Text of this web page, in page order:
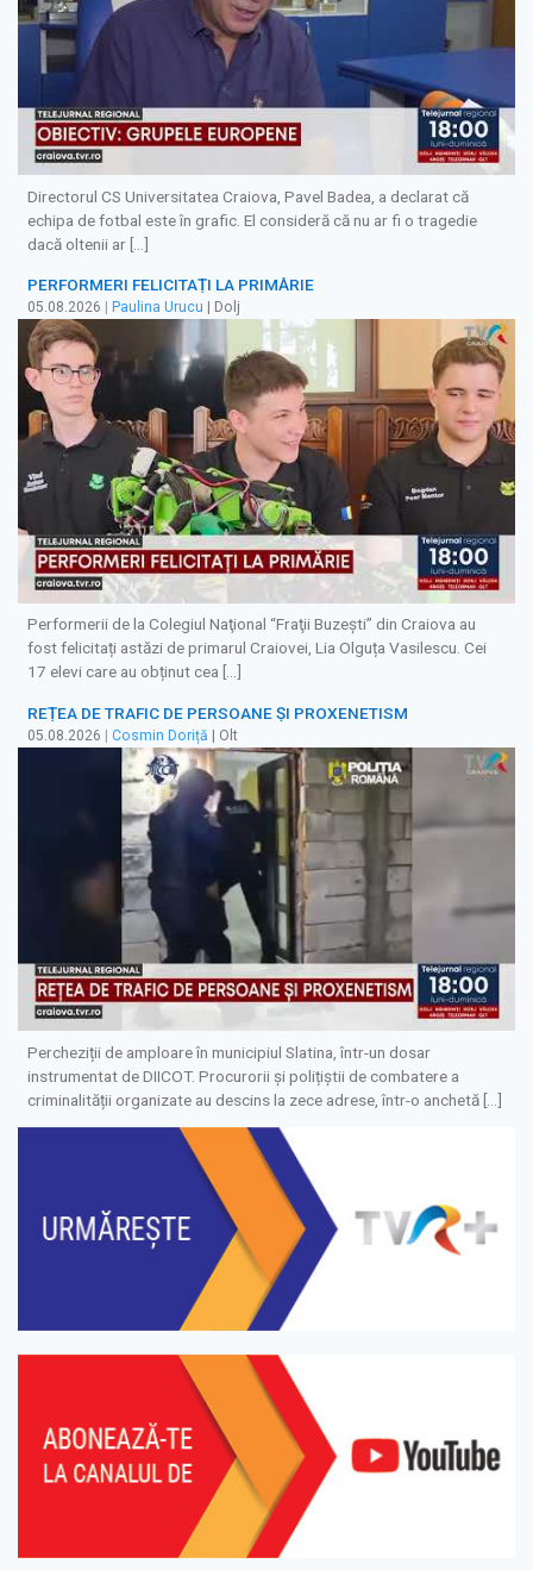
Directorul CS Universitatea Craiova, Pavel Badea, a declarat că
echipa de fotbal este în grafic. El consideră că nu ar fi o tragedie
dacă oltenii ar […]
PERFORMERI FELICITAȚI LA PRIMĂRIE
05.08.2026 Paulina Urucu | Dolj
Performerii de la Colegiul Naţional “Fraţii Buzeşti” din Craiova au
fost felicitați astăzi de primarul Craiovei, Lia Olguța Vasilescu. Cei
17 elevi care au obținut cea […]
REȚEA DE TRAFIC DE PERSOANE ȘI PROXENETISM
05.08.2026 | Cosmin Doriță | Olt
Percheziții de amploare în municipiul Slatina, într-un dosar
instrumentat de DIICOT. Procurorii și polițiștii de combatere a
criminalității organizate au descins la zece adrese, într-o anchetă […]